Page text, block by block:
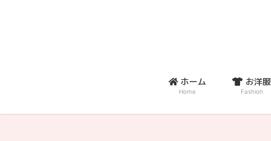
ホーム
Home
お洋服
Fashion